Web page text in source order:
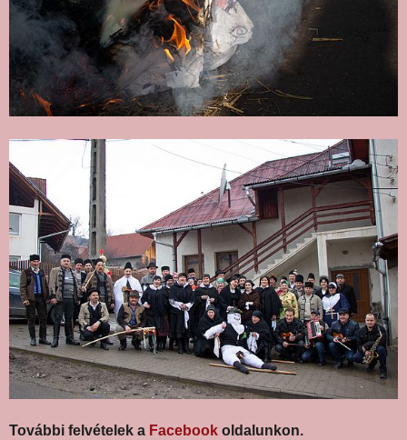
További felvételek a Facebook oldalunkon.